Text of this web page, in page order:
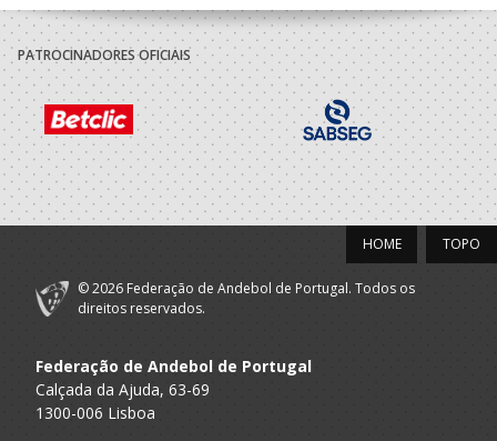
PATROCINADORES OFICIAIS
TOPO
HOME
© 2026 Federação de Andebol de Portugal. Todos os
direitos reservados.
Federação de Andebol de Portugal
Calçada da Ajuda, 63-69
1300-006 Lisboa